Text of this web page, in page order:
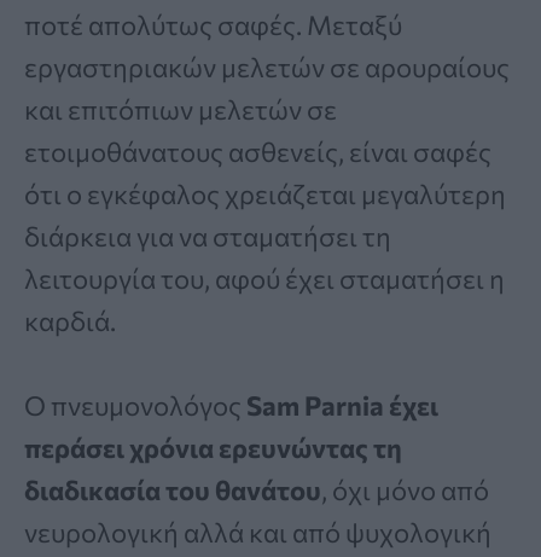
ποτέ απολύτως σαφές. Μεταξύ
εργαστηριακών μελετών σε αρουραίους
και επιτόπιων μελετών σε
ετοιμοθάνατους ασθενείς, είναι σαφές
ότι ο εγκέφαλος χρειάζεται μεγαλύτερη
διάρκεια για να σταματήσει τη
λειτουργία του, αφού έχει σταματήσει η
καρδιά.
Ο πνευμονολόγος Sam Parnia έχει
περάσει χρόνια ερευνώντας τη
διαδικασία του θανάτου, όχι μόνο από
νευρολογική αλλά και από ψυχολογική